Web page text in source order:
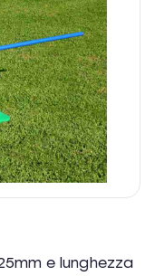
e lunghezza